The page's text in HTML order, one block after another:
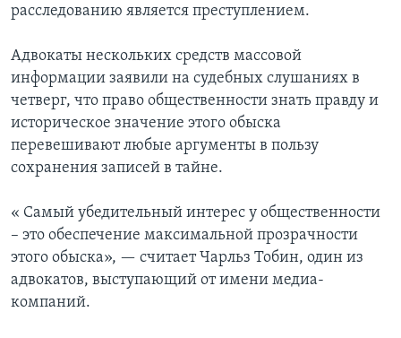
расследованию является преступлением.
Адвокаты нескольких средств массовой
информации заявили на судебных слушаниях в
четверг, что право общественности знать правду и
историческое значение этого обыска
перевешивают любые аргументы в пользу
сохранения записей в тайне.
« Самый убедительный интерес у общественности
– это обеспечение максимальной прозрачности
этого обыска», — считает Чарльз Тобин, один из
адвокатов, выступающий от имени медиа-
компаний.